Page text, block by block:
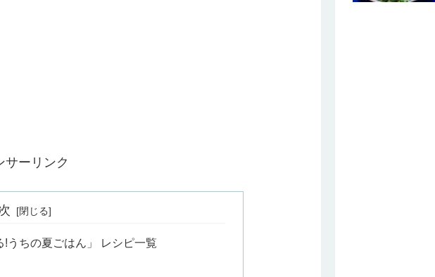
サーリンク
うちの夏ごはん」 レシピ一覧